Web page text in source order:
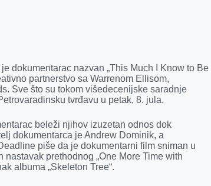
dokumentarac nazvan „This Much I Know to Be
partnerstvo sa Warrenom Ellisom,
Sve što su tokom višedecenijske saradnje
tvrđavu u petak, 8. jula.
beleži njihov izuzetan odnos dok
dokumentarca je Andrew Dominik, a
piše da je dokumentarni film sniman u
prethodnog „One More Time with
albuma „Skeleton Tree“.